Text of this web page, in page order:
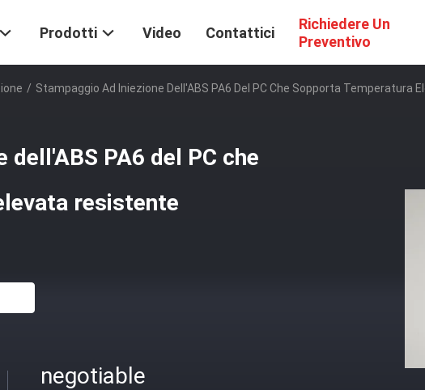
Prodotti Video Contattici
Richiedere Un
Preventivo
/ Stampaggio Ad Iniezione Dell'ABS PA6 Del PC Che Sopporta Temperatura
PA6 del PC che
resistente
negotiable